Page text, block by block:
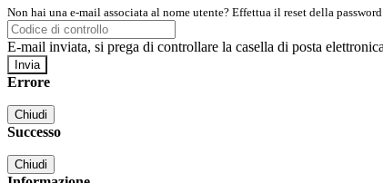
Non hai una e-mail associata al nome utente? Effettua il reset della
E-mail inviata, si prega di controllare la casella di posta
Errore
Chiudi
Successo
Chiudi